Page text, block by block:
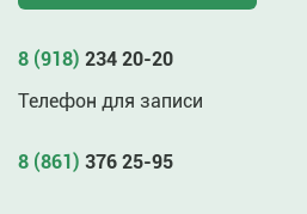
8 (918) 234 20-20
Телефон для записи
8 (861) 376 25-95